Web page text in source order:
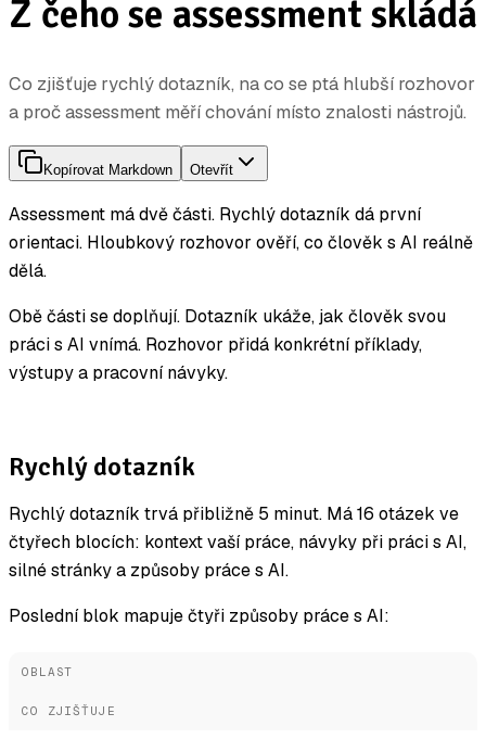
Z čeho se assessment skládá
Co zjišťuje rychlý dotazník, na co se ptá hlubší rozhovor
a proč assessment měří chování místo znalosti nástrojů.
Kopírovat Markdown Otevřít
Assessment má dvě části. Rychlý dotazník dá první
orientaci. Hloubkový rozhovor ověří, co člověk s AI reálně
dělá.
Obě části se doplňují. Dotazník ukáže, jak člověk svou
práci s AI vnímá. Rozhovor přidá konkrétní příklady,
výstupy a pracovní návyky.
Rychlý dotazník
Rychlý dotazník trvá přibližně 5 minut. Má 16 otázek ve
čtyřech blocích: kontext vaší práce, návyky při práci s AI,
silné stránky a způsoby práce s AI.
Poslední blok mapuje čtyři způsoby práce s AI:
OBLAST
CO ZJIŠŤUJE